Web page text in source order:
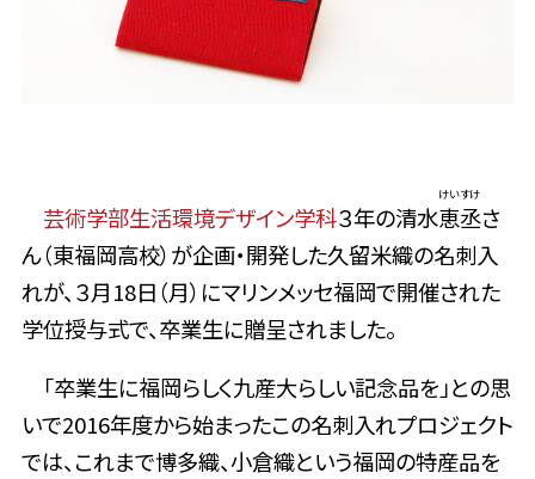
芸術学部生活環境デザイン学科３年の清水恵丞
けいすけ
さ
ん（東福岡高校）が企画・開発した久留米織の名刺入
れが、３月18日（月）にマリンメッセ福岡で開催された
学位授与式で、卒業生に贈呈されました。
「卒業生に福岡らしく九産大らしい記念品を」との思
いで2016年度から始まったこの名刺入れプロジェクト
では、これまで博多織、小倉織という福岡の特産品を